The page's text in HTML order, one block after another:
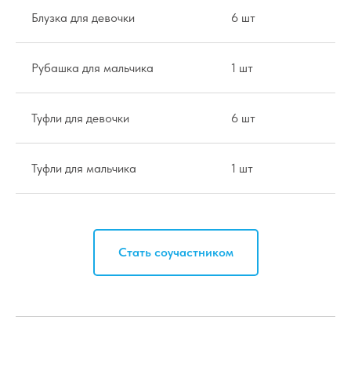
Блузка для девочки 6 шт
Рубашка для мальчика 1 шт
Туфли для девочки 6 шт
Туфли для мальчика 1 шт
Стать соучастником